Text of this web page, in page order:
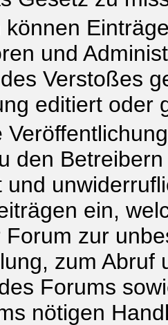
können
und
Verstoßes
editiert oder
den
und
ein,
Forum zur
zum Abruf
Forums
nötigen